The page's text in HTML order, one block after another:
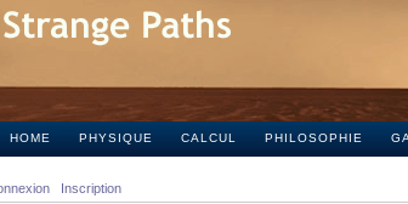
HOME PHYSIQUE CALCUL PHILOSOPHIE
Inscription